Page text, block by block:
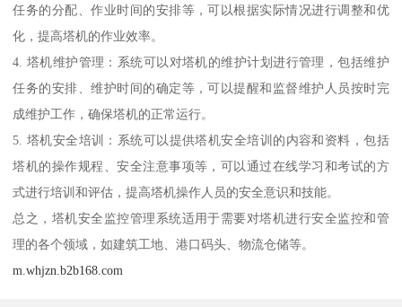
任务的分配、作业时间的安排等，可以根据实际情况进行调整和优
化，提高塔机的作业效率。
4. 塔机维护管理：系统可以对塔机的维护计划进行管理，包括维护
任务的安排、维护时间的确定等，可以提醒和监督维护人员按时完
成维护工作，确保塔机的正常运行。
5. 塔机安全培训：系统可以提供塔机安全培训的内容和资料，包括
塔机的操作规程、安全注意事项等，可以通过在线学习和考试的方
式进行培训和评估，提高塔机操作人员的安全意识和技能。
总之，塔机安全监控管理系统适用于需要对塔机进行安全监控和管
理的各个领域，如建筑工地、港口码头、物流仓储等。
m.whjzn.b2b168.com